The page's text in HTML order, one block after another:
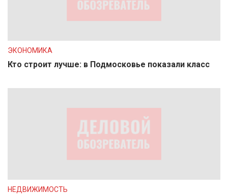
ЭКОНОМИКА
Кто строит лучше: в Подмосковье показали класс
НЕДВИЖИМОСТЬ